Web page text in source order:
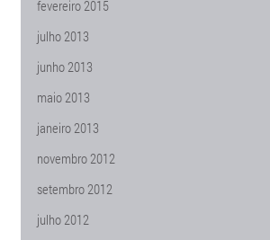
fevereiro 2015
julho 2013
junho 2013
maio 2013
janeiro 2013
novembro 2012
setembro 2012
julho 2012